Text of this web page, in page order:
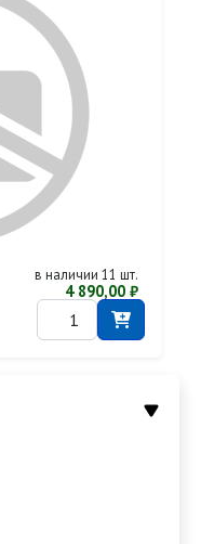
в наличии 11 шт.
4 890,00 ₽